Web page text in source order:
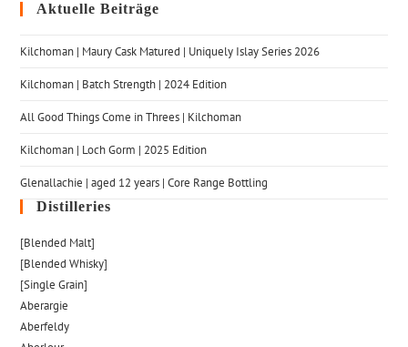
Aktuelle Beiträge
Kilchoman | Maury Cask Matured | Uniquely Islay Series 2026
Kilchoman | Batch Strength | 2024 Edition
All Good Things Come in Threes | Kilchoman
Kilchoman | Loch Gorm​ | 2025 Edition
Glenallachie | aged 12 years | Core Range Bottling
Distilleries
[Blended Malt]
[Blended Whisky]
[Single Grain]
Aberargie
Aberfeldy